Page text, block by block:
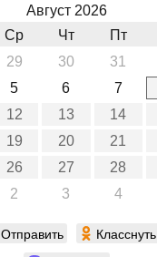
Август 2026
Ср Чт Пт
29 30 31
5 6 7
12 13 14
19 20 21
26 27 28
2 3 4
Отправить Класснуть